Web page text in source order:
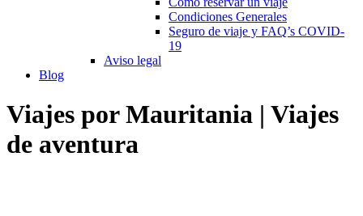
Condiciones Generales
Seguro de viaje y FAQ’s COVID-
19
Aviso legal
Blog
Viajes por Mauritania | Viajes
de aventura